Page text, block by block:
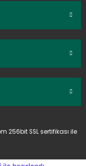
256bit SSL sertifikası ile